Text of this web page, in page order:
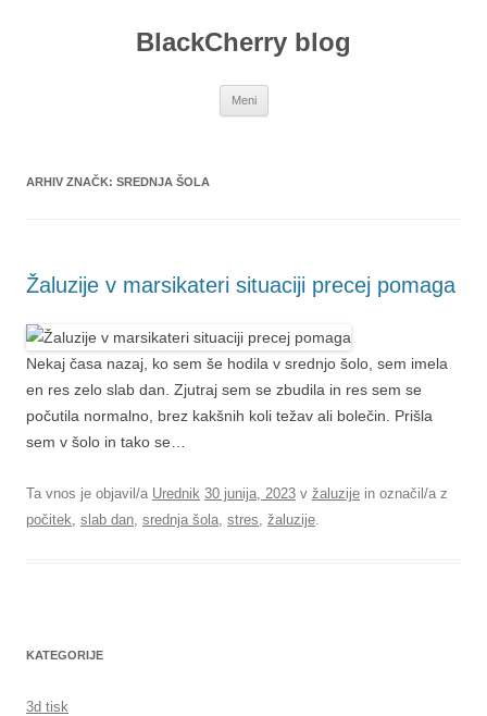
BlackCherry blog
Meni
ARHIV ZNAČK: SREDNJA ŠOLA
Žaluzije v marsikateri situaciji precej pomaga
Nekaj časa nazaj, ko sem še hodila v srednjo šolo, sem imela
en res zelo slab dan. Zjutraj sem se zbudila in res sem se
počutila normalno, brez kakšnih koli težav ali bolečin. Prišla
sem v šolo in tako se…
Ta vnos je objavil/a Urednik 30 junija, 2023 v žaluzije in označil/a z
počitek, slab dan, srednja šola, stres, žaluzije.
KATEGORIJE
3d tisk